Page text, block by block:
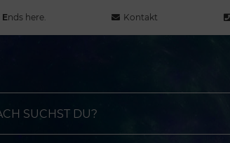
Ends here. Kontakt